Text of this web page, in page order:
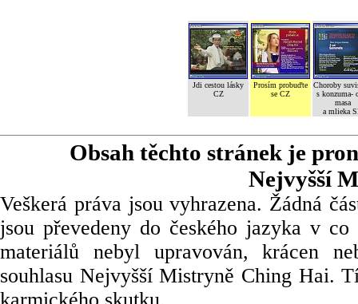
Jdi cestou lásky
CZ
Prosím probuďte
se CZ
Choroby
s konzuma-
masa
a mlieka
Obsah těchto stránek je
Nejvyšší
Veškerá práva jsou vyhrazena. Žádná
jsou převedeny do českého jazyka v
materiálů nebyl upravován, krácen
souhlasu Nejvyšší Mistryně Ching Hai.